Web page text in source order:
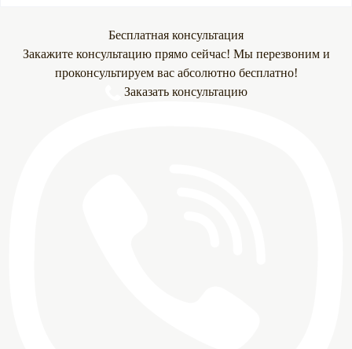
Бесплатная консультация
Закажите консультацию прямо сейчас! Мы перезвоним и
проконсультируем вас абсолютно бесплатно!
Заказать консультацию